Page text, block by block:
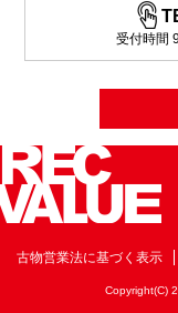
受付時間
古物営業法に基づく表示
Copyright(C)